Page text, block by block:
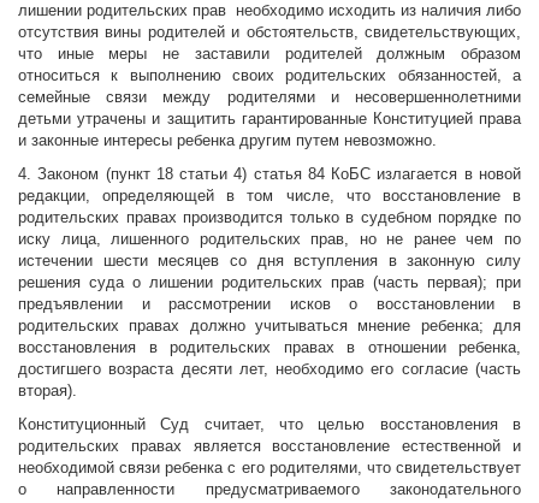
лишении родительских прав необходимо исходить из наличия либо
отсутствия вины родителей и обстоятельств, свидетельствующих,
что иные меры не заставили родителей должным образом
относиться к выполнению своих родительских обязанностей, а
семейные связи между родителями и несовершеннолетними
детьми утрачены и защитить гарантированные Конституцией права
и законные интересы ребенка другим путем невозможно.
4. Законом (пункт 18 статьи 4) статья 84 КоБС излагается в новой
редакции, определяющей в том числе, что восстановление в
родительских правах производится только в судебном порядке по
иску лица, лишенного родительских прав, но не ранее чем по
истечении шести месяцев со дня вступления в законную силу
решения суда о лишении родительских прав (часть первая); при
предъявлении и рассмотрении исков о восстановлении в
родительских правах должно учитываться мнение ребенка; для
восстановления в родительских правах в отношении ребенка,
достигшего возраста десяти лет, необходимо его согласие (часть
вторая).
Конституционный Суд считает, что целью восстановления в
родительских правах является восстановление естественной и
необходимой связи ребенка с его родителями, что свидетельствует
о направленности предусматриваемого законодательного